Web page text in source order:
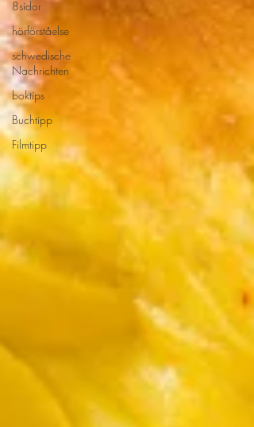
8sidor
hörförståelse
schwedische
Nachrichten
boktips
Buchtipp
Filmtipp